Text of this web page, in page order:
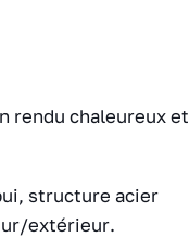
rendu chaleureux et
structure acier
extérieur.